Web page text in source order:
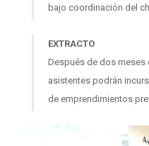
bajo coordinación del
EXTRACTO
Después de dos meses
asistentes podrán
de emprendimientos